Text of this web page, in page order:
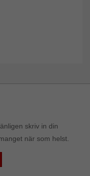
skriv in din
när som helst.